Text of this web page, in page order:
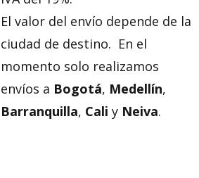
El valor del envío depende de la
ciudad de destino. En el
momento solo realizamos
envíos a Bogotá, Medellín,
Barranquilla, Cali y Neiva.